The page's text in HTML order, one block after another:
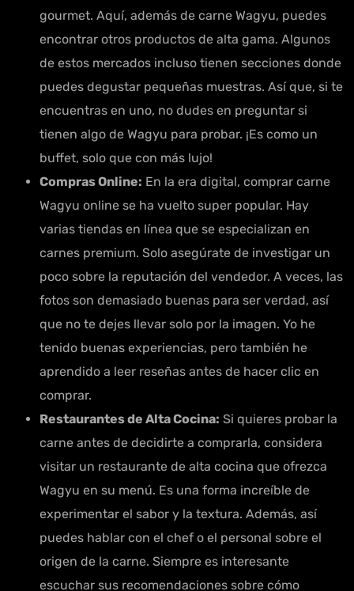
gourmet. Aquí, además de carne Wagyu, puedes
encontrar otros productos de alta gama. Algunos
de estos mercados incluso tienen secciones donde
puedes degustar pequeñas muestras. Así que, si te
encuentras en uno, no dudes en preguntar si
tienen algo de Wagyu para probar. ¡Es como un
buffet, solo que con más lujo!
Compras Online: En la era digital, comprar carne
Wagyu online se ha vuelto super popular. Hay
varias tiendas en línea que se especializan en
carnes premium. Solo asegúrate de investigar un
poco sobre la reputación del vendedor. A veces, las
fotos son demasiado buenas para ser verdad, así
que no te dejes llevar solo por la imagen. Yo he
tenido buenas experiencias, pero también he
aprendido a leer reseñas antes de hacer clic en
comprar.
Restaurantes de Alta Cocina: Si quieres probar la
carne antes de decidirte a comprarla, considera
visitar un restaurante de alta cocina que ofrezca
Wagyu en su menú. Es una forma increíble de
experimentar el sabor y la textura. Además, así
puedes hablar con el chef o el personal sobre el
origen de la carne. Siempre es interesante
escuchar sus recomendaciones sobre cómo